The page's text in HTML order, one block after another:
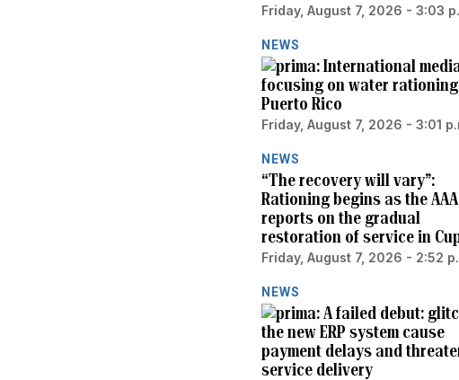
Friday, August 7, 2026 - 3:03
NEWS
International
focusing on water
Puerto Rico
Friday, August 7, 2026 - 3:01
NEWS
“The recovery will vary”:
Rationing begins as the AAA
reports on the gradual
restoration of service in
Friday, August 7, 2026 - 2:52
NEWS
A failed debut:
the new ERP system cause
payment delays and
service delivery